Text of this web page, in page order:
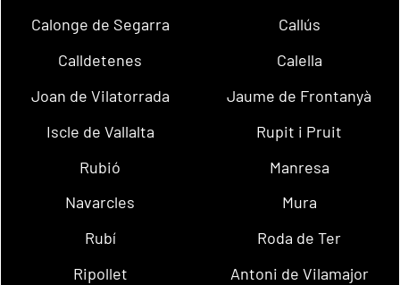
Calonge de Segarra
Callús
Calldetenes
Calella
Joan de Vilatorrada
Jaume de Frontanyà
Iscle de Vallalta
Rupit i Pruit
Rubió
Manresa
Navarcles
Mura
Rubí
Roda de Ter
Ripollet
Antoni de Vilamajor